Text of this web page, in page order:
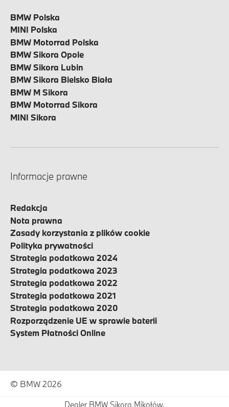
Dealer BMW Sikora Mikołów.
BMW Polska
MINI Polska
BMW Motorrad Polska
BMW Sikora Opole
BMW Sikora Lubin
BMW Sikora Bielsko Biała
BMW M Sikora
BMW Motorrad Sikora
MINI Sikora
Informacje prawne
Redakcja
Nota prawna
Zasady korzystania z plików cookie
Polityka prywatności
Strategia podatkowa 2024
Strategia podatkowa 2023
Strategia podatkowa 2022
Strategia podatkowa 2021
Strategia podatkowa 2020
Rozporządzenie UE w sprawie baterii
System Płatności Online
© BMW 2026